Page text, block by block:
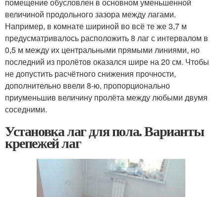
помещение обусловлен в основном уменьшенной
величиной продольного зазора между лагами.
Например, в комнате шириной во всё те же 3,7 м
предусматривалось расположить 8 лаг с интервалом в
0,5 м между их центральными прямыми линиями, но
последний из пролётов оказался шире на 20 см. Чтобы
не допустить расчётного снижения прочности,
дополнительно ввели 8-ю, пропорционально
приуменьшив величину пролёта между любыми двумя
соседними.
Установка лаг для пола. Варианты
крепежей лаг